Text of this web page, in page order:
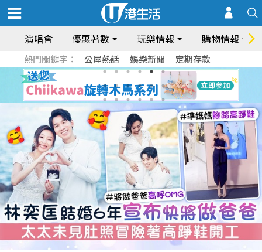
演唱會 優惠著數 玩樂情報 購物情報
熱門關鍵字： 公屋熱話 娛樂新聞 定期存款